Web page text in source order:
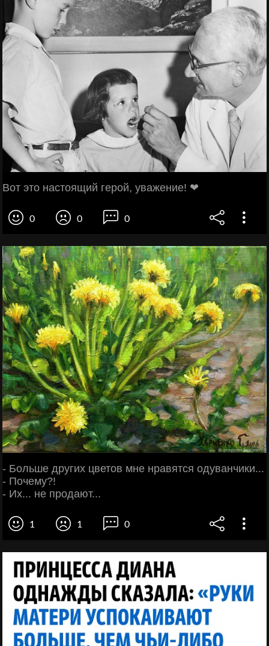
Вот это настоящий герой, уважение! ❤
0 0 0
- Больше других цветов мне нравятся одуванчики...
- Почему?!
- Их... не продают...
1 1 0